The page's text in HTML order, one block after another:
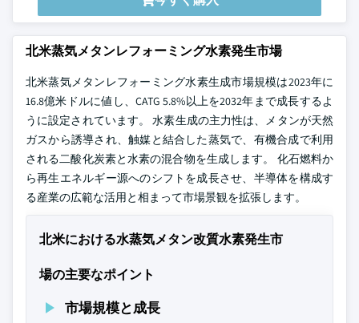
北米蒸気メタンレフォーミング水素発生市場
北米蒸気メタンレフォーミング水素生成市場規模は2023年に
16.8億米ドルに値し、CATG 5.8%以上を2032年まで成長するよ
うに設定されています。 水素生成の主力性は、メタンが天然
ガスから誘導され、触媒と結合した蒸気で、有機合成で利用
される二酸化炭素と水素の混合物を生成します。 化石燃料か
ら再生エネルギー源へのシフトを成長させ、半導体を構成す
る産業の広範な活用と相まって市場景観を拡張します。
北米における水蒸気メタン改質水素発生市
場の主要なポイント
市場規模と成長